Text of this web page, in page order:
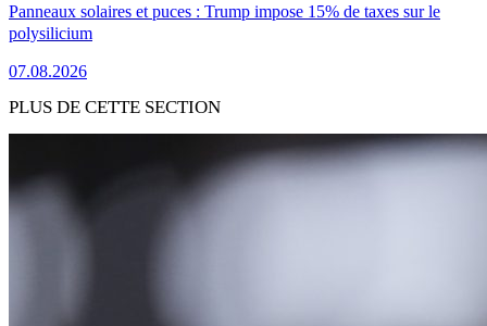
Panneaux solaires et puces : Trump impose 15% de taxes sur le
polysilicium
07.08.2026
PLUS DE CETTE SECTION